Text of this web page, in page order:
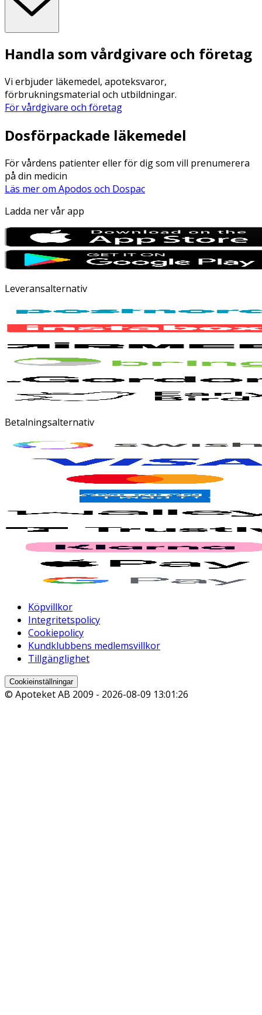
Handla som vårdgivare och företag
Vi erbjuder läkemedel, apoteksvaror,
förbrukningsmaterial och utbildningar.
För vårdgivare och företag
Dosförpackade läkemedel
För vårdens patienter eller för dig som vill prenumerera
på din medicin
Läs mer om Apodos och Dospac
Ladda ner vår app
Leveransalternativ
Betalningsalternativ
Köpvillkor
Integritetspolicy
Cookiepolicy
Kundklubbens medlemsvillkor
Tillgänglighet
Cookieinställningar
© Apoteket AB 2009 - 2026-08-09 13:01:26